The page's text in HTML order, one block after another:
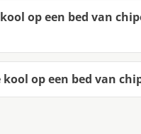
op een bed van
op een bed van